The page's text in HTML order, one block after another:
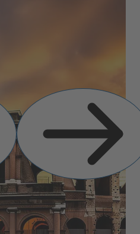
Nächste
Folie